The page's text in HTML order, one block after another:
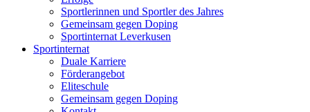
Sportlerinnen und Sportler des Jahres
Gemeinsam gegen Doping
Sportinternat Leverkusen
Sportinternat
Duale Karriere
Förderangebot
Eliteschule
Gemeinsam gegen Doping